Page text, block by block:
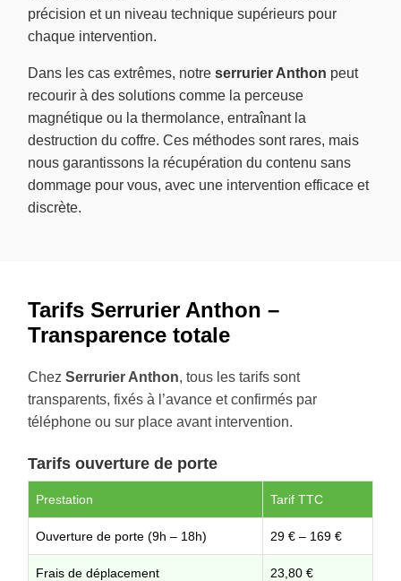
précision et un niveau technique supérieurs pour
chaque intervention.
Dans les cas extrêmes, notre serrurier Anthon peut
recourir à des solutions comme la perceuse
magnétique ou la thermolance, entraînant la
destruction du coffre. Ces méthodes sont rares, mais
nous garantissons la récupération du contenu sans
dommage pour vous, avec une intervention efficace et
discrète.
Tarifs Serrurier Anthon –
Transparence totale
Chez Serrurier Anthon, tous les tarifs sont
transparents, fixés à l’avance et confirmés par
téléphone ou sur place avant intervention.
Tarifs ouverture de porte
Prestation Tarif TTC
Ouverture de porte (9h – 18h) 29 € – 169 €
Frais de déplacement 23,80 €